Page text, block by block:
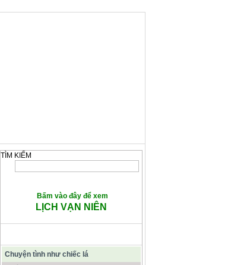
TÌM KIẾM
Bấm vào đây để xem
LỊCH VẠN NIÊN
Chuyện tình như chiếc lá